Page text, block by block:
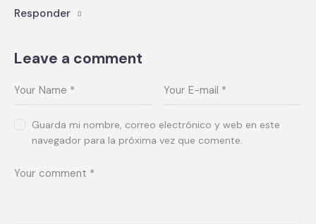
Responder
Leave a comment
Guarda mi nombre, correo electrónico y web en este
navegador para la próxima vez que comente.